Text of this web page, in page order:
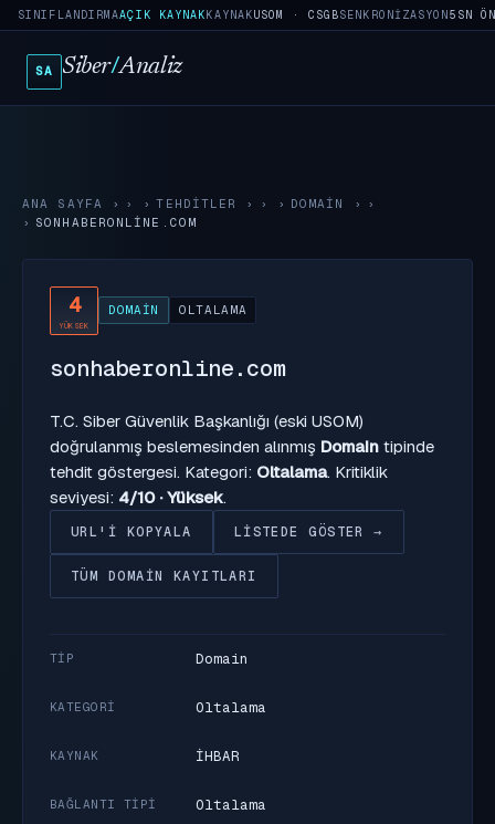
SINIFLANDIRMAAÇIK KAYNAKKAYNAKUSOM · CSGBSENKRONIZASYON5SN
SA Siber/Analiz
ANA SAYFA › TEHDITLER › DOMAIN
›
SONHABERONLINE.COM
4
YÜKSEK
DOMAIN OLTALAMA
sonhaberonline.com
T.C. Siber Güvenlik Başkanlığı (eski USOM)
doğrulanmış beslemesinden alınmış Domain tipinde
tehdit göstergesi. Kategori: Oltalama. Kritiklik
seviyesi: 4/10 · Yüksek.
URL'I KOPYALA LISTEDE GÖSTER →
TÜM DOMAIN KAYITLARI
TIP Domain
KATEGORI Oltalama
KAYNAK İHBAR
BAĞLANTI TIPI Oltalama